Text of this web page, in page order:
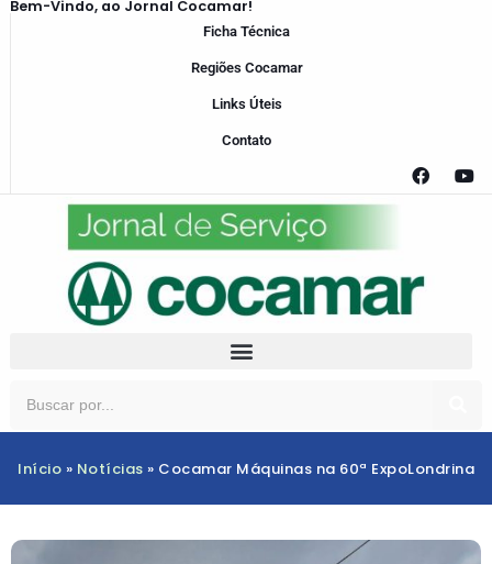
Bem-Vindo, ao Jornal Cocamar!
Ficha Técnica
Regiões Cocamar
Links Úteis
Contato
Início » Notícias » Cocamar Máquinas na 60ª ExpoLondrina